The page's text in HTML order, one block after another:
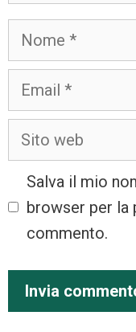
Salva il mio
browser per la
commento.